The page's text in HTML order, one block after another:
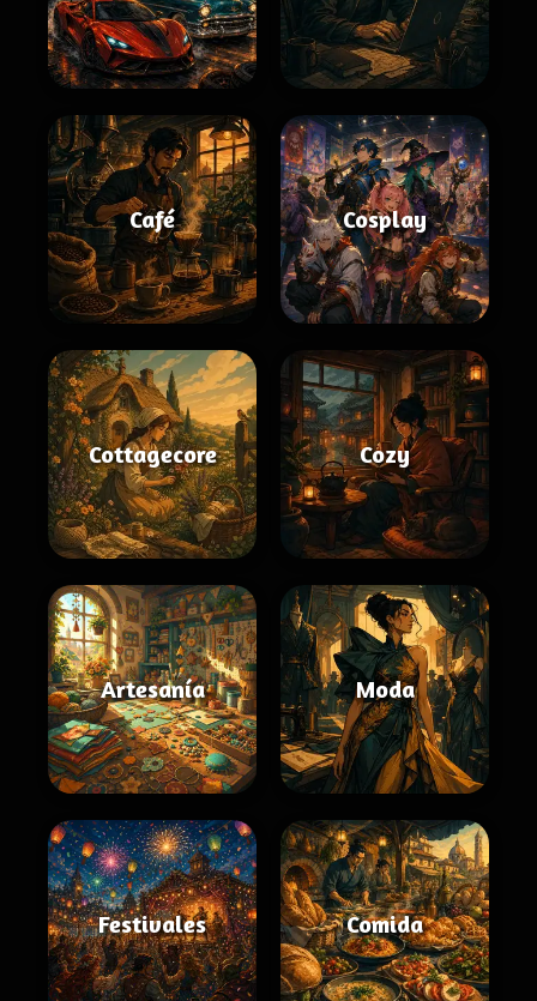
Café Cosplay
Cottagecore Cozy
Artesanía Moda
Festivales Comida